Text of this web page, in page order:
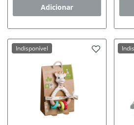
Adicionar
Indisponível